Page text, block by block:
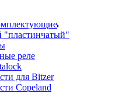
реле
для Bitzer
Copeland